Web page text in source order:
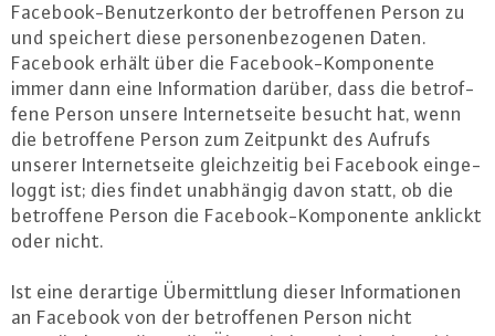
Face­book-Be­nut­zer­kon­to der be­trof­fe­nen Person zu
und speichert diese per­so­nen­be­zo­ge­nen Daten.
Facebook erhält über die Face­book-Kom­po­nen­te
immer dann eine In­for­ma­ti­on darüber, dass die be­trof­
fe­ne Person unsere In­ter­net­sei­te besucht hat, wenn
die be­trof­fe­ne Person zum Zeitpunkt des Aufrufs
unserer In­ter­net­sei­te gleich­zei­tig bei Facebook ein­ge­
loggt ist; dies findet un­ab­hän­gig davon statt, ob die
be­trof­fe­ne Person die Face­book-Kom­po­nen­te anklickt
oder nicht.
Ist eine derartige Über­mitt­lung dieser In­for­ma­tio­nen
an Facebook von der be­trof­fe­nen Person nicht